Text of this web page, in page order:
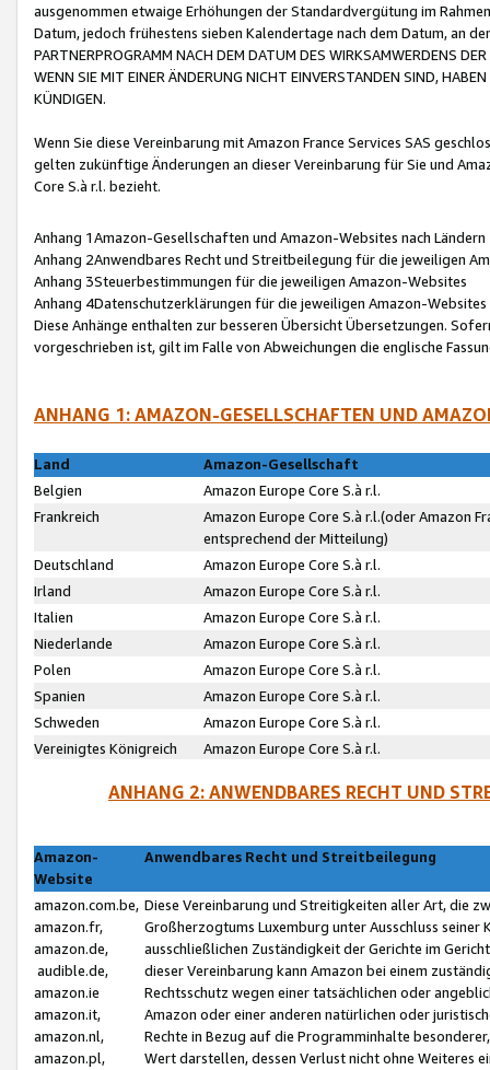
ausgenommen etwaige Erhöhungen der Standardvergütung im
Datum, jedoch frühestens sieben Kalendertage nach dem Datum, an
PARTNERPROGRAMM NACH DEM DATUM DES WIRKSAMWERDENS
WENN SIE MIT EINER ÄNDERUNG NICHT EINVERSTANDEN SIND,
KÜNDIGEN.
Wenn Sie diese Vereinbarung mit Amazon France Services SAS
gelten zukünftige Änderungen an dieser Vereinbarung für Sie und
Core S.à r.l. bezieht.
Anhang 1Amazon-Gesellschaften und Amazon-Websites nach Ländern
Anhang 2Anwendbares Recht und Streitbeilegung für die jeweiligen
Anhang 3Steuerbestimmungen für die jeweiligen Amazon-Websites
Anhang 4Datenschutzerklärungen für die jeweiligen Amazon-Websites
Diese Anhänge enthalten zur besseren Übersicht Übersetzungen.
vorgeschrieben ist, gilt im Falle von Abweichungen die englische
ANHANG 1: AMAZON-GESELLSCHAFTEN UND
Land
Amazon-Gesellschaft
Belgien
Amazon Europe Core S.à r.l.
Frankreich
Amazon Europe Core S.à r.l.(oder Amazon
entsprechend der Mitteilung)
Deutschland
Amazon Europe Core S.à r.l.
Irland
Amazon Europe Core S.à r.l.
Italien
Amazon Europe Core S.à r.l.
Niederlande
Amazon Europe Core S.à r.l.
Polen
Amazon Europe Core S.à r.l.
Spanien
Amazon Europe Core S.à r.l.
Schweden
Amazon Europe Core S.à r.l.
Vereinigtes Königreich
Amazon Europe Core S.à r.l.
ANHANG 2: ANWENDBARES RECHT UND
Amazon-
Website
Anwendbares Recht und Streitbeilegung
amazon.com.be,
amazon.fr,
amazon.de,
audible.de,
amazon.ie
amazon.it,
amazon.nl,
amazon.pl,
Diese Vereinbarung und Streitigkeiten aller Art, die
Großherzogtums Luxemburg unter Ausschluss
ausschließlichen Zuständigkeit der Gerichte im
dieser Vereinbarung kann Amazon bei einem
Rechtsschutz wegen einer tatsächlichen oder
Amazon oder einer anderen natürlichen oder
Rechte in Bezug auf die Programminhalte
Wert darstellen, dessen Verlust nicht ohne Weiteres